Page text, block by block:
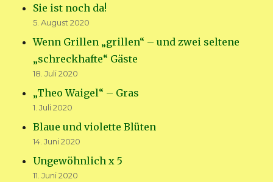
Sie ist noch da!
5. August 2020
Wenn Grillen „grillen“ – und zwei seltene
„schreckhafte“ Gäste
18. Juli 2020
„Theo Waigel“ – Gras
1. Juli 2020
Blaue und violette Blüten
14. Juni 2020
Ungewöhnlich x 5
11. Juni 2020